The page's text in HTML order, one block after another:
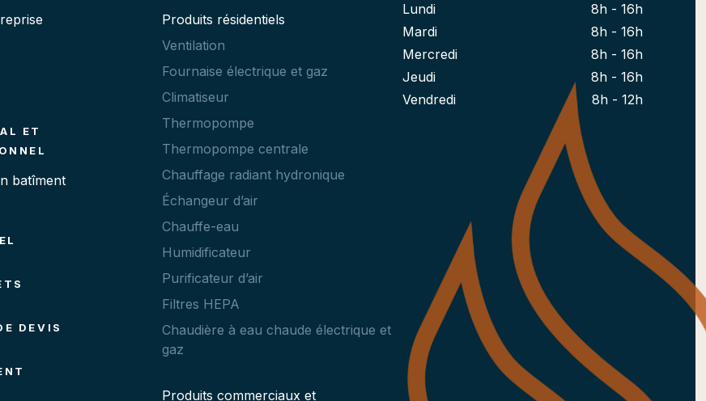
ET
batîment
DEVIS
Produits résidentiels
Ventilation
Fournaise électrique et gaz
Climatiseur
Thermopompe
Thermopompe centrale
Chauffage radiant hydronique
Échangeur d’air
Chauffe-eau
Humidificateur
Purificateur d’air
Filtres HEPA
Chaudière à eau chaude électrique et
gaz
Produits commerciaux et
Lundi
8h - 16h
Mardi
8h - 16h
Mercredi
8h - 16h
Jeudi
8h - 16h
Vendredi
8h - 12h